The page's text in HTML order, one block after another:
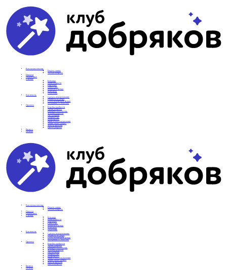
Вам нужна помощь
Подать заявку
Частые вопросы
Новости
Подопечные
О фонде
Команда
Наши ценности
Партнеры
СМИ о нас
Реквизиты фонда
Контакты
Отделения
Как помочь
Сделать пожертвование
Подписка на добро
Стать волонтером фонда
Вечеринки со смыслом
Проекты
Коробка храбрости
Уроки Доброты
Юридическая помощь
Мамины радости
Автодобряки
Добрый торт
Добропробег
Няни особого назначения
Акция «Букет добра»
Фактор времени
Цветы доброты
Бизнесу
Отчеты
Вам нужна помощь
Подать заявку
Частые вопросы
Новости
Подопечные
О фонде
Команда
Наши ценности
Партнеры
СМИ о нас
Реквизиты фонда
Контакты
Отделения
Как помочь
Сделать пожертвование
Подписка на добро
Стать волонтером фонда
Вечеринки со смыслом
Проекты
Коробка храбрости
Уроки Доброты
Юридическая помощь
Мамины радости
Автодобряки
Добрый торт
Добропробег
Няни особого назначения
Акция «Букет добра»
Фактор времени
Цветы доброты
Бизнесу
Отчеты